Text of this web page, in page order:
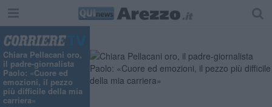
Chiara Pellacani oro,
il padre-giornalista
Paolo: «Cuore ed
emozioni, il pezzo
più difficile della mia
carriera»